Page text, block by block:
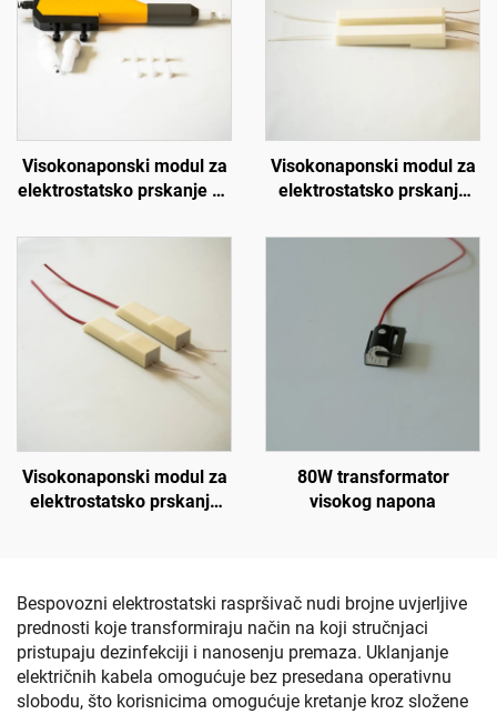
Visokonaponski modul za
elektrostatsko prskanje H-
Visokonaponski modul za
elektrostatsko prskanje
Visokonaponski modul za
elektrostatsko prskanje
80W transformator
visokog napona
Bespovozni elektrostatski raspršivač nudi brojne uvjerljive
prednosti koje transformiraju način na koji stručnjaci
pristupaju dezinfekciji i nanosenju premaza. Uklanjanje
električnih kabela omogućuje bez presedana operativnu
slobodu, što korisnicima omogućuje kretanje kroz složene